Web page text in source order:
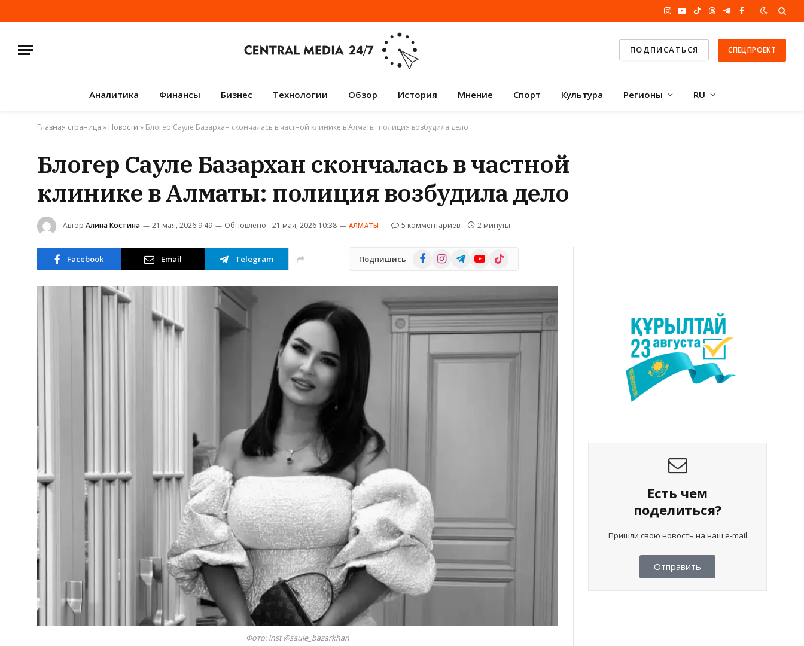
Instagram
YouTube
TikTokThreadsTelegram
Facebook
ПОДПИСАТЬСЯ СПЕЦПРОЕКТ
Аналитика Финансы Бизнес Технологии Обзор История Мнение Спорт Культура Регионы RU
Главная страница » Новости » Блогер Сауле Базархан скончалась в частной клинике в Алматы: полиция возбудила дело
Блогер Сауле Базархан скончалась в частной
клинике в Алматы: полиция возбудила дело
Автор Алина Костина 21 мая, 2026 9:49 Обновлено: 21 мая, 2026 10:38 АЛМАТЫ 5 комментариев 2 минуты
Facebook Email Telegram Подпишись FacebookInstagramTelegramYouTube
TikTok
Фото: inst @saule_bazarkhan
Есть чем
поделиться?
Пришли свою новость на наш e-mail
Отправить